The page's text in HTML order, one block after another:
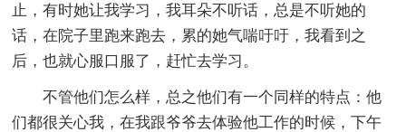
止，有时她让我学习，我耳朵不听话，总是不听她的
话，在院子里跑来跑去，累的她气喘吁吁，我看到之
后，也就心服口服了，赶忙去学习。
不管他们怎么样，总之他们有一个同样的特点：他
们都很关心我，在我跟爷爷去体验他工作的时候，下午